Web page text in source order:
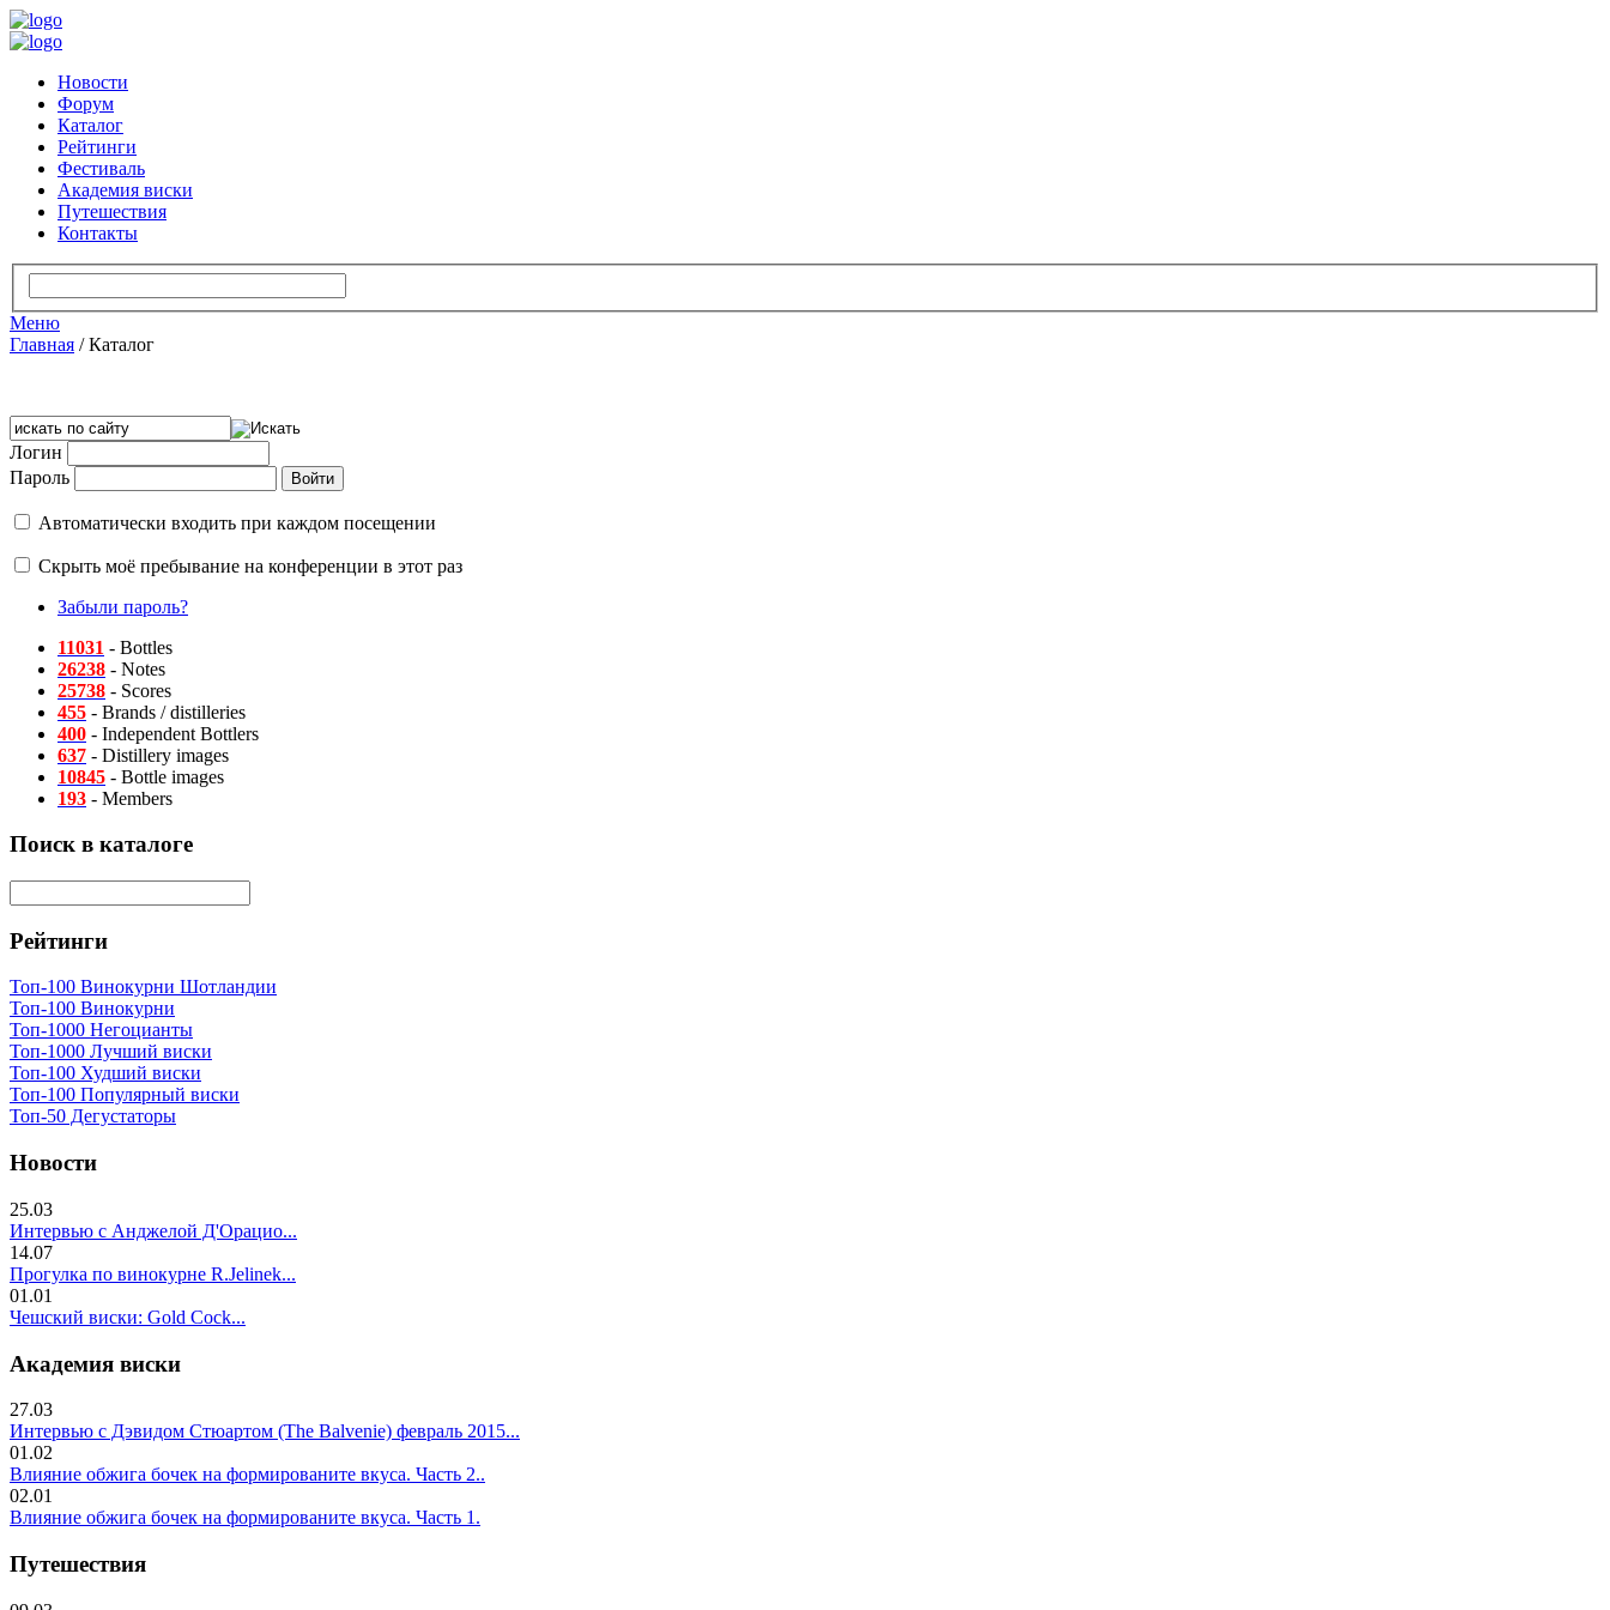
Новости
Форум
Каталог
Рейтинги
Фестиваль
Академия виски
Путешествия
Контакты
Меню
Главная /Каталог
Логин
Пароль
Автоматически входить при каждом посещении
Скрыть моё пребывание на конференции в этот раз
Забыли пароль?
11031 - Bottles
26238 - Notes
25738 - Scores
455 - Brands / distilleries
400 - Independent Bottlers
637 - Distillery images
10845 - Bottle images
193 - Members
Поиск в каталоге
Рейтинги
Топ-100 Винокурни Шотландии
Топ-100 Винокурни
Топ-1000 Негоцианты
Топ-1000 Лучший виски
Топ-100 Худший виски
Топ-100 Популярный виски
Топ-50 Дегустаторы
Новости
25.03
Интервью с Анджелой Д'Орацио...
14.07
Прогулка по винокурне R.Jelinek...
01.01
Чешский виски: Gold Cock...
Академия виски
27.03
Интервью с Дэвидом Стюартом (The Balvenie) февраль 2015...
01.02
Влияние обжига бочек на формированите вкуса. Часть 2..
02.01
Влияние обжига бочек на формированите вкуса. Часть 1.
Путешествия